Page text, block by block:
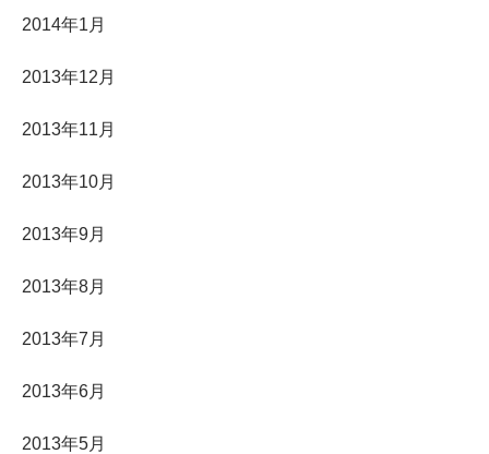
2014年1月
2013年12月
2013年11月
2013年10月
2013年9月
2013年8月
2013年7月
2013年6月
2013年5月